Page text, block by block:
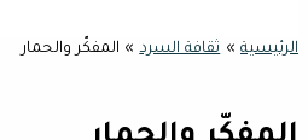
الرئيسية ثقافة السرد المفكّر والحمار